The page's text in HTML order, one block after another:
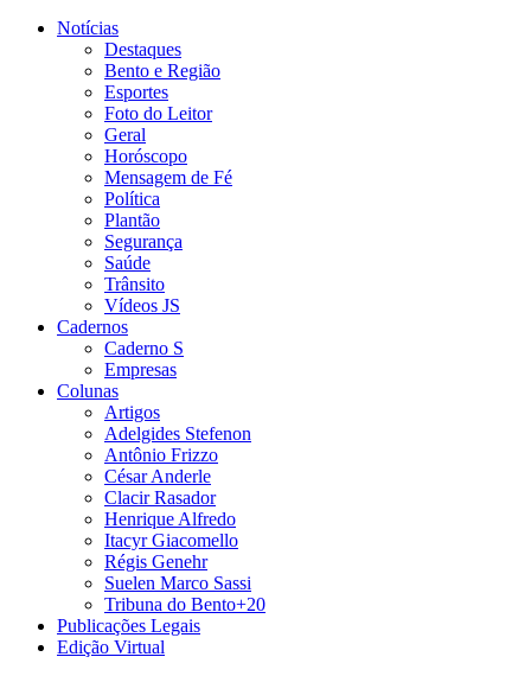
Notícias
Destaques
Bento e Região
Esportes
Foto do Leitor
Geral
Horóscopo
Mensagem de Fé
Política
Plantão
Segurança
Saúde
Trânsito
Vídeos JS
Cadernos
Caderno S
Empresas
Colunas
Artigos
Adelgides Stefenon
Antônio Frizzo
César Anderle
Clacir Rasador
Henrique Alfredo
Itacyr Giacomello
Régis Genehr
Suelen Marco Sassi
Tribuna do Bento+20
Publicações Legais
Edição Virtual